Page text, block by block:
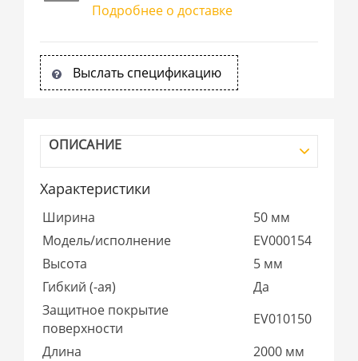
Подробнее о доставке
Выслать спецификацию
ОПИСАНИЕ
Характеристики
Ширина
50 мм
Модель/исполнение
EV000154
Высота
5 мм
Гибкий (-ая)
Да
Защитное покрытие
поверхности
EV010150
Длина
2000 мм